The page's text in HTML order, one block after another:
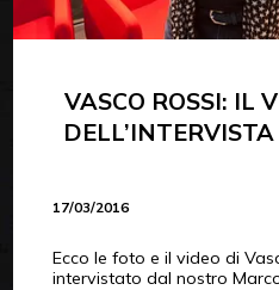
VASCO ROSSI: IL
17/03/2016
Ecco le foto e il video di
intervistato dal nostro